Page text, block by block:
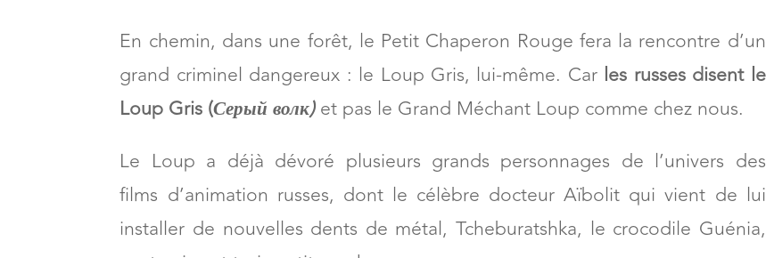
Le Petit Chaperon Rouge s’en va sur cette longue route semée
d’embûches.
En chemin, dans une forêt, le Petit Chaperon Rouge fera la rencontre d’un
grand criminel dangereux : le Loup Gris, lui-même. Carles russes disent le
Loup Gris (Серый волк)et pas le Grand Méchant Loup comme chez nous.
Le Loup a déjà dévoré plusieurs grands personnages de l’univers des